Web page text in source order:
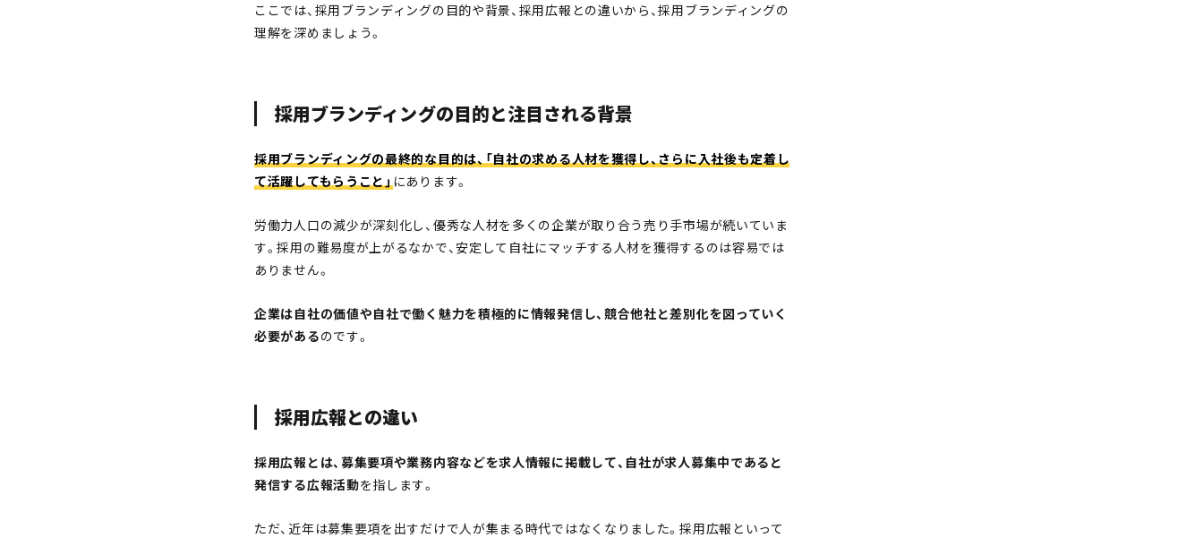
ここでは、採用ブランディングの目的や背景、採用広報との違いから、採用ブランディングの
理解を深めましょう。
採用ブランディングの目的と注目される背景
採用ブランディングの最終的な目的は、「自社の求める人材を獲得し、さらに入社後も定着し
て活躍してもらうこと」にあります。
労働力人口の減少が深刻化し、優秀な人材を多くの企業が取り合う売り手市場が続いていま
す。採用の難易度が上がるなかで、安定して自社にマッチする人材を獲得するのは容易では
ありません。
企業は自社の価値や自社で働く魅力を積極的に情報発信し、競合他社と差別化を図っていく
必要があるのです。
採用広報との違い
採用広報とは、募集要項や業務内容などを求人情報に掲載して、自社が求人募集中であると
発信する広報活動を指します。
ただ、近年は募集要項を出すだけで人が集まる時代ではなくなりました。採用広報といって